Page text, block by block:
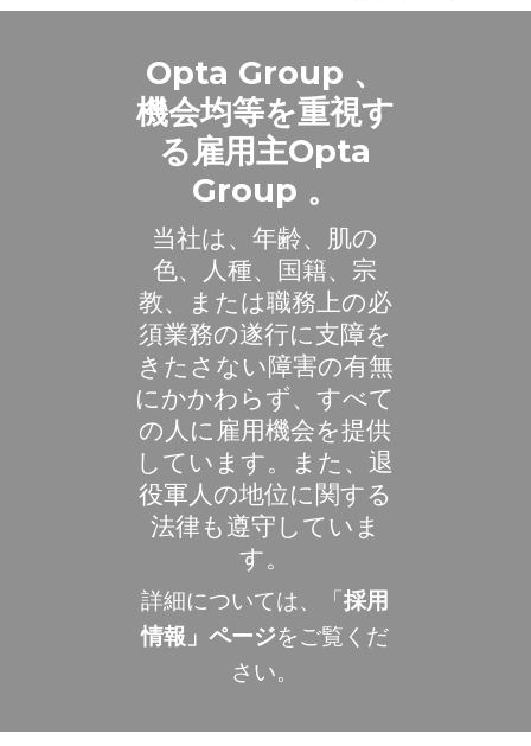
Opta Group 、
機会均等を重視す
る雇用主Opta
Group 。
当社は、年齢、肌の
色、人種、国籍、宗
教、または職務上の必
須業務の遂行に支障を
きたさない障害の有無
にかかわらず、すべて
の人に雇用機会を提供
しています。また、退
役軍人の地位に関する
法律も遵守していま
す。
詳細については、「採用
情報」ページをご覧くだ
さい。